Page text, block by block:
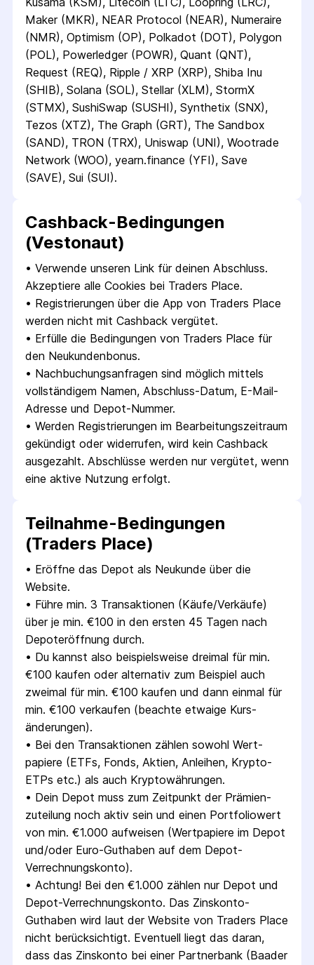
Maker (MKR), NEAR Protocol (NEAR), Numeraire
(NMR), Optimism (OP), Polkadot (DOT), Polygon
(POL), Powerledger (POWR), Quant (QNT),
Request (REQ), Ripple / XRP (XRP), Shiba Inu
(SHIB), Solana (SOL), Stellar (XLM), StormX
(STMX), SushiSwap (SUSHI), Synthetix (SNX),
Tezos (XTZ), The Graph (GRT), The Sandbox
(SAND), TRON (TRX), Uniswap (UNI), Wootrade
Network (WOO), yearn.finance (YFI), Save
(SAVE), Sui (SUI).
Cashback-Bedingungen
(Vestonaut)
• Verwende unseren Link für deinen Abschluss.
Akzeptiere alle Cookies bei Traders Place.
• Registrierungen über die App von Traders Place
werden nicht mit Cashback vergütet.
• Erfülle die Bedingungen von Traders Place für
den Neukundenbonus.
• Nachbuchungsanfragen sind möglich mittels
vollständigem Namen, Abschluss-Datum, E-Mail-
Adresse und Depot-Nummer.
• Werden Registrierungen im Bearbeitungszeitraum
gekündigt oder widerrufen, wird kein Cashback
ausgezahlt. Abschlüsse werden nur vergütet, wenn
eine aktive Nutzung erfolgt.
Teilnahme-Bedingungen
(Traders Place)
• Eröffne das Depot als Neukunde über die
Website.
• Führe min. 3 Transaktionen (Käufe/Verkäufe)
über je min. €100 in den ersten 45 Tagen nach
Depot­eröffnung durch.
• Du kannst also beispielsweise dreimal für min.
€100 kaufen oder alternativ zum Beispiel auch
zweimal für min. €100 kaufen und dann einmal für
min. €100 verkaufen (beachte etwaige Kurs­
änderungen).
• Bei den Transaktionen zählen sowohl Wert­
papiere (ETFs, Fonds, Aktien, Anleihen, Krypto-
ETPs etc.) als auch Krypto­währungen.
• Dein Depot muss zum Zeitpunkt der Prämien­
zuteilung noch aktiv sein und einen Portfolio­wert
von min. €1.000 aufweisen (Wertpapiere im Depot
und/oder Euro-Guthaben auf dem Depot-
Verrechnungs­konto).
• Achtung! Bei den €1.000 zählen nur Depot und
Depot-Verrechnungs­konto. Das Zinskonto-
Guthaben wird laut der Website von Traders Place
nicht berücksichtigt. Eventuell liegt das daran,
dass das Zinskonto bei einer Partnerbank (Baader